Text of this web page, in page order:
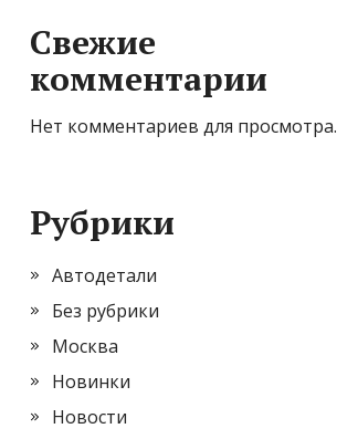
Свежие
комментарии
Нет комментариев для просмотра.
Рубрики
Автодетали
Без рубрики
Москва
Новинки
Новости